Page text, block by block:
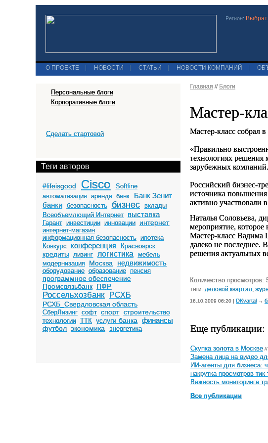
Регион:
О ПРОЕКТЕ НОВОСТИ СТАТЬИ НОВОСТИ КОМПАНИЙ
Персональные блоги
Корпоративные блоги
Сделать стартовой
Теги авторов
#lifeisgood Cisco
Softline
автоматизация аренда банк
Банк Зенит
банки безопасность бизнес
вклады
Всеобъемлющий Интернет
выставка
Гарант инвестиции инновации интернет
интернет-магазин
информационная безопасность ипотека
Конкурс
конференция Красноярск
кредиты лизинг логистика
мебель
модернизация
Москва недвижимость
оборудование образование пенсия
программное обеспечение
Промсвязьбанк ПФР
Россельхозбанк РСХБ
РСХБ_Свердловская область
СберЛизинг софт спорт строительство
технологии ТТК услуги банка финансы
футбол экономика энергетика
Главная // Блоги
Мастер-
Мастер-класс собрал
«Правильно
технологиях решения
зарубежных компаний.
Российский бизнес-
источника
активно участвовали
Наталья Соловьева,
мероприятие, которое
Мастер-класс Вадима
далеко не последнее.
решения актуальных
Количество просмотров:
теги: деловой квартал
16.10.2009 06:20 | DKvartal →
Еще публикации:
Скупка золота в Москве
Замена лица на видео
ИИ-агенты для бизнеса:
накрутка просмотров тик
Важность мониторинга
Все публикации